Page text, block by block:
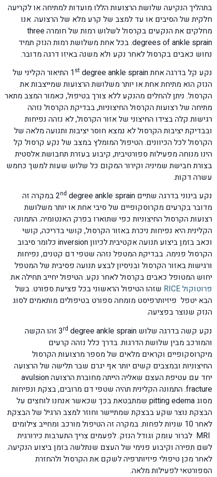
בתהליך הנקיעה שלושת הרצועות הללו מועדות למתיחה או לקריעה
חלקית של הסיבים או עד למצב של קרע מלא של הרצועה. אנו
מחלקים את הנקעים בקרסול לשלוש רמות של חומרה three
degrees of ankle sprain. בכל אחת משלושת רמות הנזק תמיד
נחוש כאבים בקרסול לאחר נקע ולא משנה באיזו דרגה מדובר.
נקע קל בדרגה אחת 1
st
degree ankle sprain התיאור הקליני של
הנזק הוא מתיחת אחת או יותר משלושת הרצועות שמייצבות את
הקרסול. ניתן להחלים מהנקע ללא צורך בטיפול, כאמור המצב מתאר
מתיחה של רצועות הקרסול החיצוניות, בבדיקת הקרסול נזהה
רגישות קלה בצידו החיצוני של אזור הקרסול, לא נזהה נפיחות
ובבדיקת יציבות הקרסול לא נמצא חוסר יציבות ותנועה מלאה של
הקרסול לכל הכיוונים. הטיפול המומלץ במצב של נקע קרסול קל
הינו מנוחה מפעילות ספורטיבית, קיבוע בעזרת תחבושת אלסטית
בצורת חבישת שמיניה וקירור המקום כל שלוש שעות למשך כחמש
עשרה דקות.
נקע בינוני בדרגה שתיים 2
nd
degree ankle sprain במקרה זה
מדובר בקרעים מקרוסקופיים של סיבי אחת או יותר משלושת
רצועות הקרסול החיצוניות כפי שתוארו בפרק האנטומיה. התמונה
הקלינית היא נפיחות ניכרת באזור הקרסול, קושי בדריכה, קושי
וכאב בזמן ביצוע תנועה אקטיבית לכיוון inversion כלומר סיבוב
הקרסול פנימה. בבדיקת המטפל נזהה שטפי דם קטנים, נפיחות
ורגישות באזור הקרסול ובניסיון לבצע תנועה פסיבית של המטפל
יחוש המטופל כאבים בקרסול לאחר נקע. הטיפול יחייב תחילה את
פרוטוקול RICE
שזהו הטיפול הראשוני בכל פציעת ספורט. בשל
הבא יטפל פיזיותרפיסט מומחה ספורט בטיפולים מותאמים לסוג
הנזק שנוצר בפציעה.
נקע קשה בדרגה שלוש 3
rd
degree ankle sprain זהו הקשה
והמורכב מבין שלושת הדרגות. בדרך כלל נזהה קרעים
מיקרוסקופיים וקראים מלאים של מספר מרצועות הקרסול
החיצוניות ובמצבים קשים יותר אף יגרם שבר תלישה של הרצועה
יחד עם עטיפת העצם שאליה הייתה מחוברת הרצועה avulsion
fracture. התמונה הקלינית תהיה שטפי דם מרובים, בצקת ונפיחות
מסוג pitting edema שמתבטאת בכך שכאשר אנחנו לוחצים על
הבצקת נוצר שקע בבצקת שמתיישר וחוזר למצב הרגיל של הבצקת
לאחר 10 שניות לפחות. במקרה זה הטיפול מורכב ומחייב צילומים
MRI לברור עומק וגודל הנזק. לפעמים צריך התערבות כירורגית
לשם תפירה וקיבוע פנימי של העצם שנתלשה בזמן ביצוע הנקיעה.
לאחר מכן טיפולי פיזיותרפיה לשקם את הקרסול ולהחזרת
הספורטאי לפעילות מלאה.